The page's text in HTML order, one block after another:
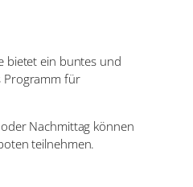
bietet ein buntes und
Programm für
Nachmittag können
teilnehmen.